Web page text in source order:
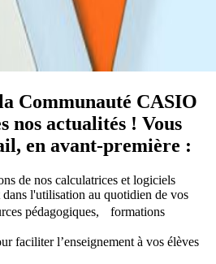
Communauté CASIO
nos actualités ! Vous
en avant-première :
de nos calculatrices et logiciels
l'utilisation au quotidien de vos
pédagogiques, formations
faciliter l’enseignement à vos élèves